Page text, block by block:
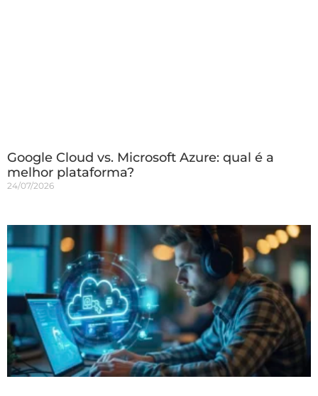
Google Cloud vs. Microsoft Azure: qual é a
melhor plataforma?
24/07/2026